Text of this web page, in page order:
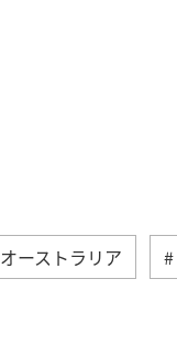
オーストラリア